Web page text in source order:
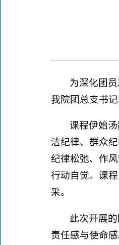
为深化团
我院团总支书
课程伊始
洁纪律、群众
纪律松弛、作
行动自觉。课
采。
此次开展
责任感与使命